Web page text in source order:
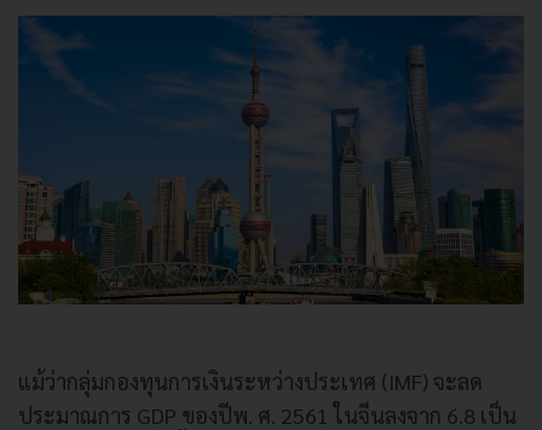
แม้ว่ากลุ่มกองทุนการเงินระหว่างประเทศ (IMF) จะลด
ประมาณการ GDP ของปีพ. ศ. 2561 ในจีนลงจาก 6.8 เป็น